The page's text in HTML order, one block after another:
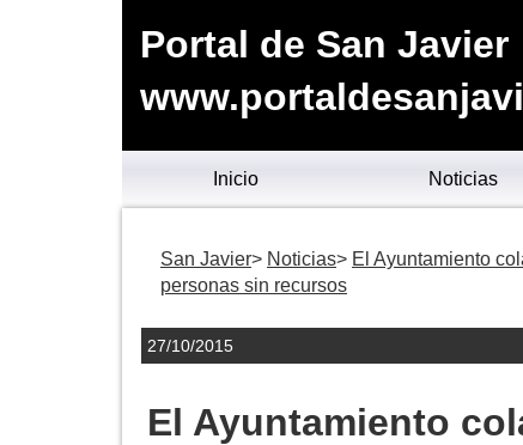
Portal de San Javier
Inicio Noticias
San Javier Noticias
El Ayuntamiento
personas sin recursos
27/10/2015
El Ayuntamiento